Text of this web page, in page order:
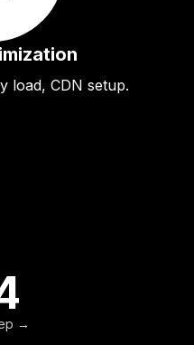
load, CDN setup.
→